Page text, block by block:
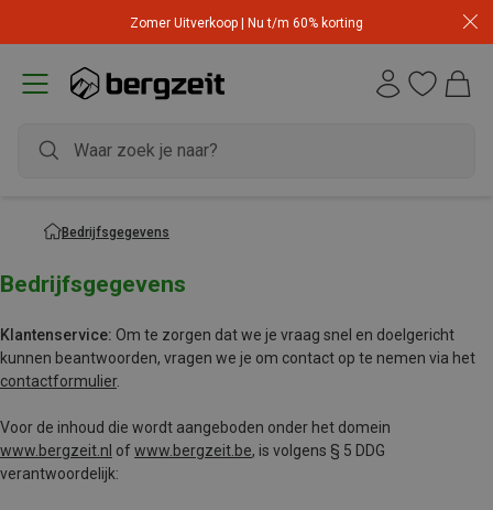
Zomer Uitverkoop | Nu t/m 60% korting
Bedrijfsgegevens
Bedrijfsgegevens
Klantenservice: Om te zorgen dat we je vraag snel en doelgericht
kunnen beantwoorden, vragen we je om contact op te nemen via het
contactformulier.
Voor de inhoud die wordt aangeboden onder het domein
www.bergzeit.nl ofwww.bergzeit.be, is volgens § 5 DDG
verantwoordelijk: